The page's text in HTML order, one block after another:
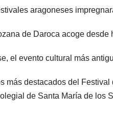
aragoneses
de Daroca acoge
el evento cultural más
más destacados del
de Santa María de los